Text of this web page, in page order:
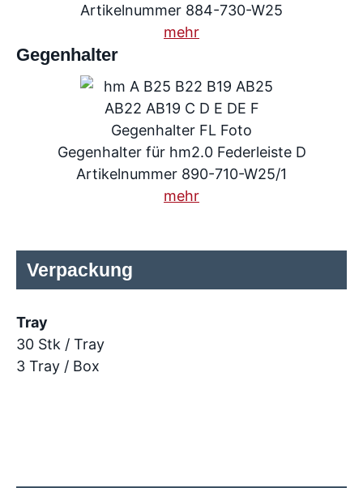
Artikelnummer 884-730-W25
mehr
Gegenhalter
Gegenhalter für hm2.0 Federleiste D
Artikelnummer 890-710-W25/1
mehr
Verpackung
Tray
30 Stk / Tray
3 Tray / Box